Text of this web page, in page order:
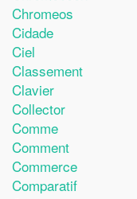
Chromeos
Cidade
Ciel
Classement
Clavier
Collector
Comme
Comment
Commerce
Comparatif